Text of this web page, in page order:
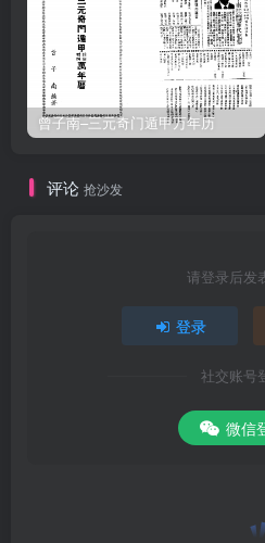
曾子南–三元奇门遁甲万年历
评论 抢沙发
请登录后发
登录
社交账号
微信